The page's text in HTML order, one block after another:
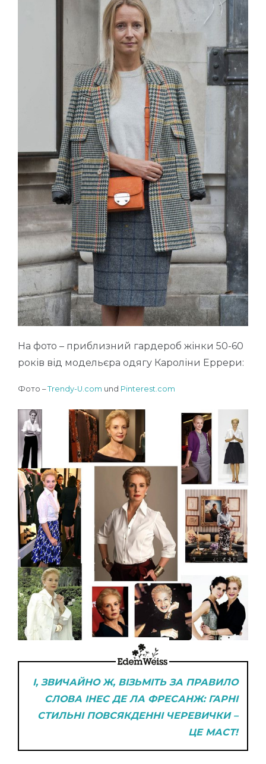
На фото – приблизний гардероб жінки 50-60
років від модельєра одягу Кароліни Еррери:
Фото –Trendy-U.com und Pinterest.com
І, ЗВИЧАЙНО Ж, ВІЗЬМІТЬ ЗА ПРАВИЛО
СЛОВА ІНЕС ДЕ ЛА ФРЕСАНЖ: ГАРНІ
СТИЛЬНІ ПОВСЯКДЕННІ ЧЕРЕВИЧКИ –
ЦЕ МАСТ!